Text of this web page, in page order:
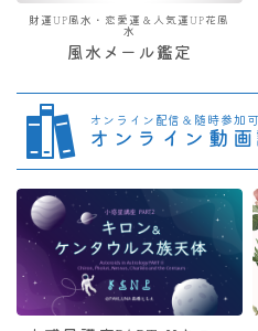
財運UP風水・恋愛運＆人気運UP花風
水
風水メール鑑定
オンライン配信＆随時参加
オンライン動画